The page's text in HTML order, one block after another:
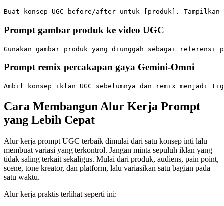
Prompt gambar produk ke video UGC
Prompt remix percakapan gaya Gemini-Omni
Cara Membangun Alur Kerja Prompt
yang Lebih Cepat
Alur kerja prompt UGC terbaik dimulai dari satu konsep inti lalu
membuat variasi yang terkontrol. Jangan minta sepuluh iklan yang
tidak saling terkait sekaligus. Mulai dari produk, audiens, pain point,
scene, tone kreator, dan platform, lalu variasikan satu bagian pada
satu waktu.
Alur kerja praktis terlihat seperti ini: